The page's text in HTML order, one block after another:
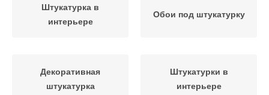
Штукатурка в
интерьере
Обои под штукатурку
Декоративная
штукатурка
Штукатурки в
интерьере